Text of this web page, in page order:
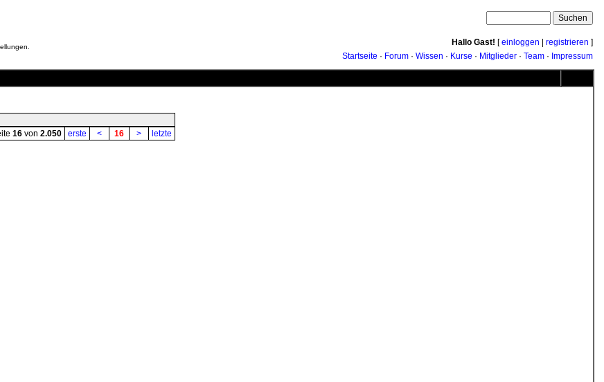
Hallo Gast! [einloggen registrieren ]
Startseite · Forum · Wissen · Kurse · Mitglieder · Team · Impressum
16 von 2.050 erste < 16 >
letzte